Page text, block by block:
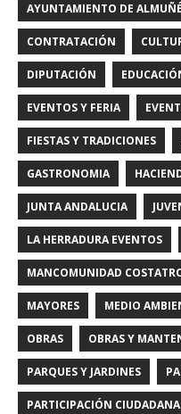
AYUNTAMIENTO DE
CONTRATACIÓN
DIPUTACIÓN
EVENTOS Y FERIA
FIESTAS Y TRADICIONES
GASTRONOMIA
JUNTA ANDALUCIA
LA HERRADURA EVENTOS
MANCOMUNIDAD
MAYORES MEDIO
OBRAS OBRAS Y
PARQUES Y JARDINES
PARTICIPACIÓN CIUDADANA